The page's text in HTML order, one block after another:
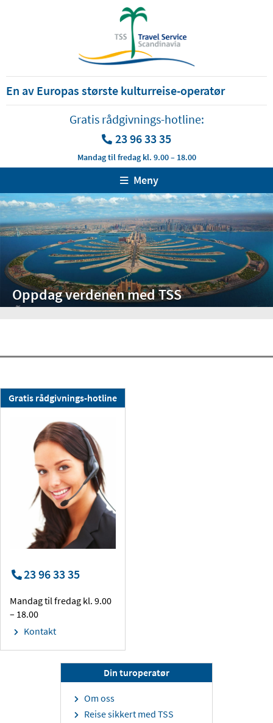
En av Europas største kulturreise-operatør
Gratis rådgivnings-hotline:
23 96 33 35
Mandag til fredag kl. 9.00 – 18.00
Meny
Oppdag verdenen med TSS
Gratis rådgivnings-hotline
23 96 33 35
Mandag til fredag kl. 9.00
– 18.00
Kontakt
Din turoperatør
Om oss
Reise sikkert med TSS